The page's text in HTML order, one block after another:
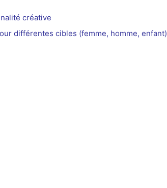
créative
différentes cibles (femme, homme, enfant)